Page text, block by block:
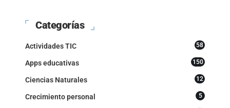
Categorías
Actividades TIC 58
Apps educativas 150
Ciencias Naturales 12
Crecimiento personal 5